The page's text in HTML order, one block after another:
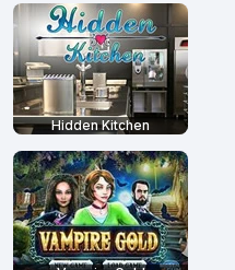
Hidden Kitchen